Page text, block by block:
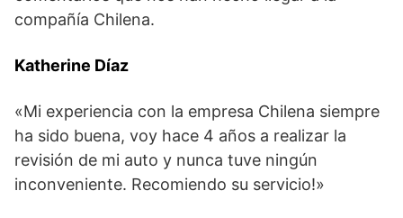
compañía Chilena.
Katherine Díaz
«Mi experiencia con la empresa Chilena siempre
ha sido buena, voy hace 4 años a realizar la
revisión de mi auto y nunca tuve ningún
inconveniente. Recomiendo su servicio!»